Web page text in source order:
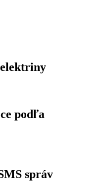
podľa
správ